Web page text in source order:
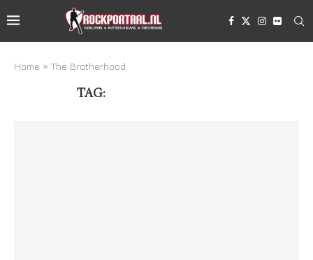
Home » The Brotherhood
TAG: